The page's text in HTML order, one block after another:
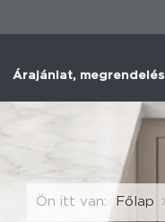
Árajánlat, megrendelés
Ön itt van: Főlap